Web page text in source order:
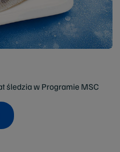
śledzia w Programie MSC